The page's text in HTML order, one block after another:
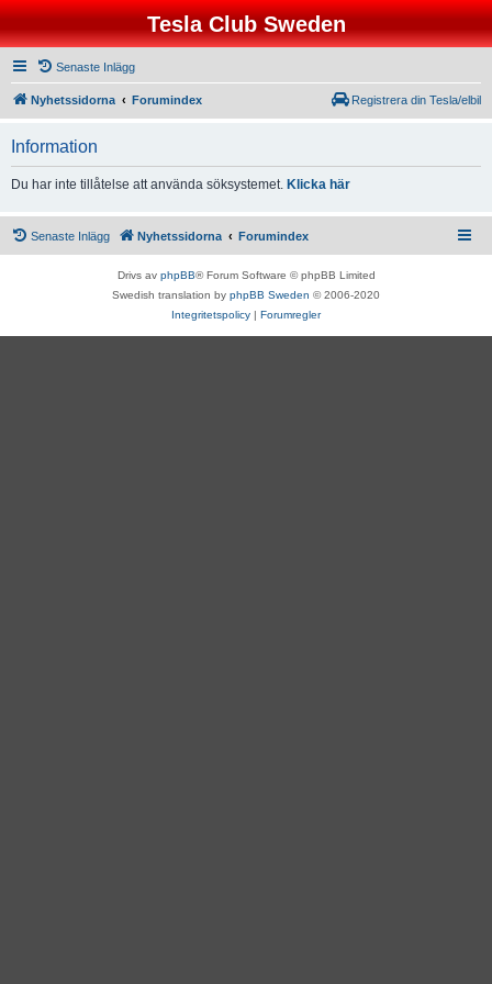
Tesla Club Sweden
Senaste Inlägg
Nyhetssidorna Forumindex Registrera din Tesla/elbil
Information
Du har inte tillåtelse att använda söksystemet. Klicka här
Senaste Inlägg Nyhetssidorna Forumindex
Drivs av phpBB® Forum Software © phpBB Limited
Swedish translation by phpBB Sweden © 2006-2020
Integritetspolicy | Forumregler